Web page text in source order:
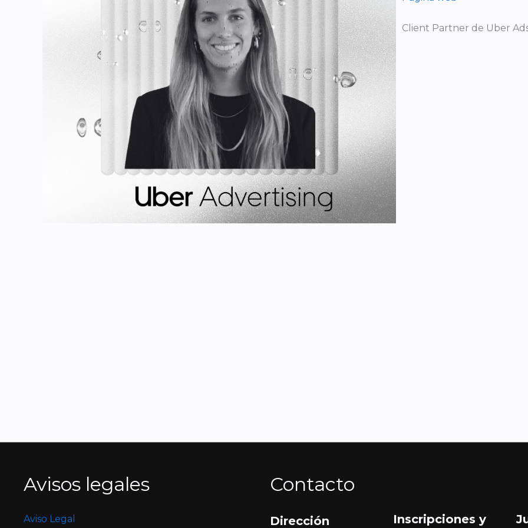
Client Partner de Uber
Avisos legales
Aviso Legal
Contacto
Dirección
Inscripciones y